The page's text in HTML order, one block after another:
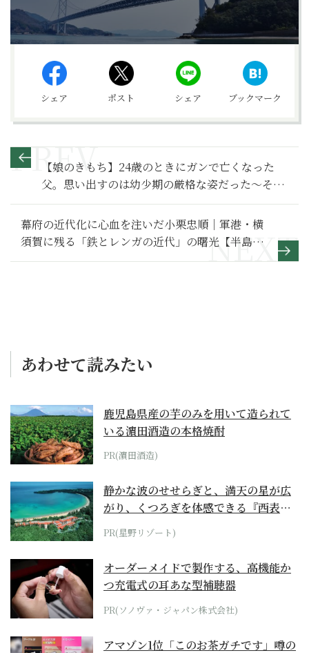
シェア ポスト シェア ブックマーク
【娘のきもち】24歳のときにガンで亡くなった
父。思い出すのは幼少期の厳格な姿だった～その
1～
幕府の近代化に心血を注いだ小栗忠順｜軍港・横
須賀に残る「鉄とレンガの近代」の曙光【半島を
ゆく 歴史解説編 三浦半島３】
あわせて読みたい
鹿児島県産の芋のみを用いて造られて
いる濵田酒造の本格焼酎
PR(濵田酒造)
静かな波のせせらぎと、満天の星が広
がり、くつろぎを体感できる『西表島
ホテル by...
PR(星野リゾート)
オーダーメイドで製作する、高機能か
つ充電式の耳あな型補聴器
PR(ソノヴァ・ジャパン株式会社)
アマゾン1位「このお茶ガチです」噂の